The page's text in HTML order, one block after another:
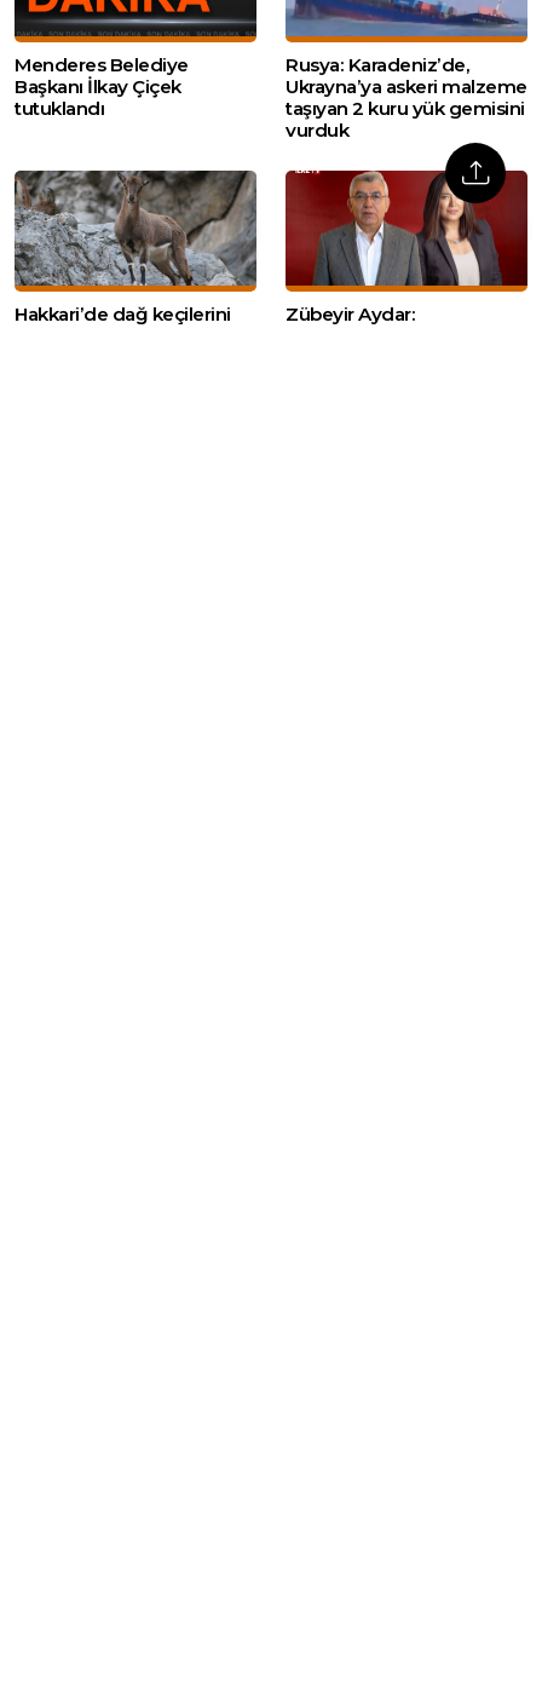
Menderes Belediye
Başkanı İlkay Çiçek
tutuklandı
Rusya: Karadeniz’de,
Ukrayna’ya askeri malzeme
taşıyan 2 kuru yük gemisini
vurduk
Hakkari’de dağ keçilerini
Zübeyir Aydar: